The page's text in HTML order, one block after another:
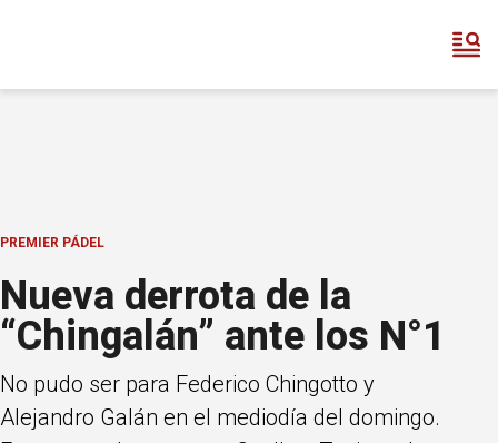
PREMIER PÁDEL
Nueva derrota de la
“Chingalán” ante los N°1
No pudo ser para Federico Chingotto y
Alejandro Galán en el mediodía del domingo.